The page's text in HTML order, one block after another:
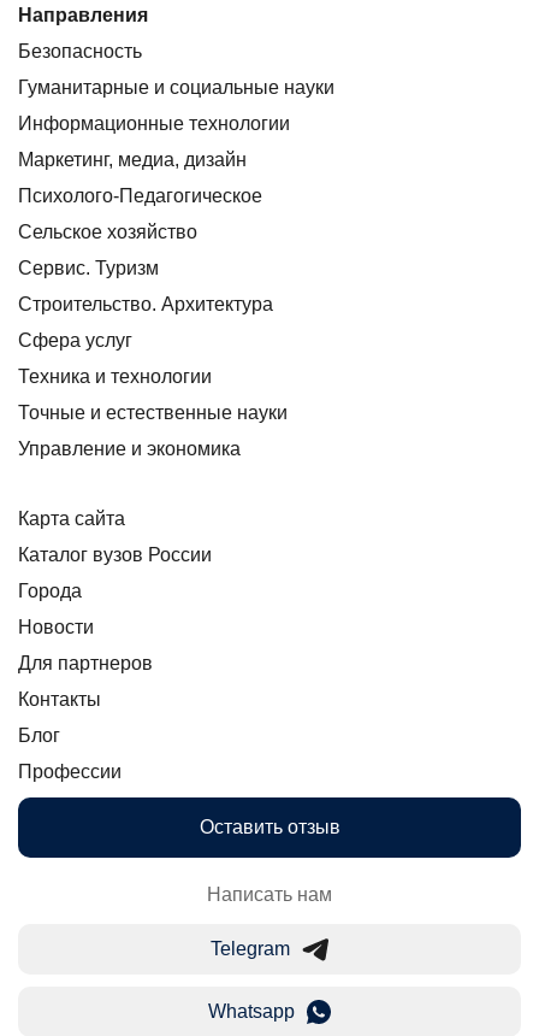
Направления
Безопасность
Гуманитарные и социальные науки
Информационные технологии
Маркетинг, медиа, дизайн
Психолого-Педагогическое
Сельское хозяйство
Сервис. Туризм
Строительство. Архитектура
Сфера услуг
Техника и технологии
Точные и естественные науки
Управление и экономика
Карта сайта
Каталог вузов России
Города
Новости
Для партнеров
Контакты
Блог
Профессии
Оставить отзыв
Написать нам
Telegram
Whatsapp